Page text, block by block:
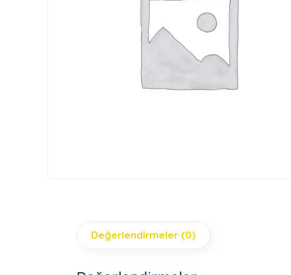
Değerlendirmeler (0)